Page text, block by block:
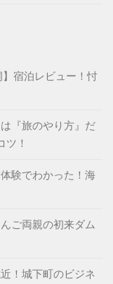
】宿泊レビュー！忖
『旅のやり方』だ
ツ！
験でわかった！海
ご両親の初来ダム
！城下町のビジネ